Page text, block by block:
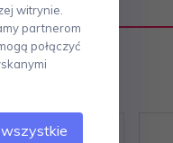
witrynie.
partnerom
połączyć